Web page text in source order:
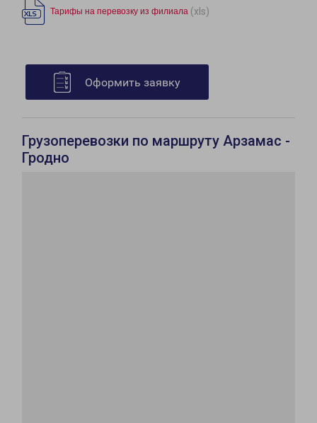
Тарифы на перевозку из филиала (xls)
Оформить заявку
Грузоперевозки по маршруту Арзамас -
Гродно